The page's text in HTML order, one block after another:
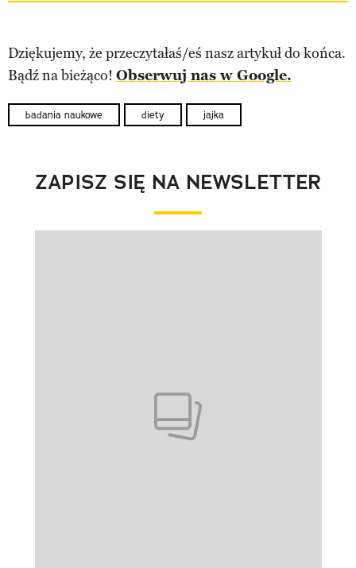
Dziękujemy, że przeczytałaś/eś nasz artykuł do końca.
Bądź na bieżąco! Obserwuj nas w Google.
badania naukowe diety jajka
ZAPISZ SIĘ NA NEWSLETTER